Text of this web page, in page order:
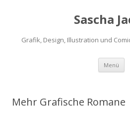
Sascha
Grafik, Design, Illustration und
Menü
Mehr Grafische Romane